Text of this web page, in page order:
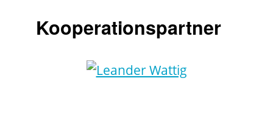
Kooperationspartner